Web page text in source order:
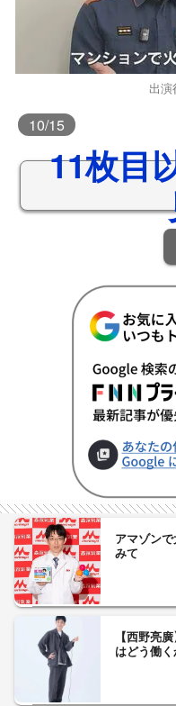
出演
10/15
11枚目
アマゾン
みて
【西野亮
はどう働く